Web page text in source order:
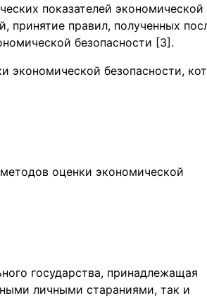
показателей экономической
принятие правил, полученных
безопасности [3].
экономической безопасности,
оценки экономической
государства, принадлежащая
личными стараниями, так и